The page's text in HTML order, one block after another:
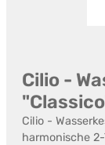
Cilio -
Cilio -
harmonische